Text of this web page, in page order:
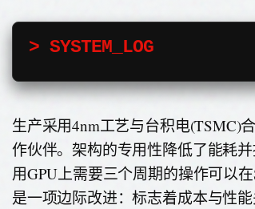
> SYSTEM_LOG
生产采用4nm工艺与台积电(TSMC)
作伙伴。架构的专用性降低了能耗
用GPU上需要三个周期的操作可以
是一项边际改进：标志着成本与性能